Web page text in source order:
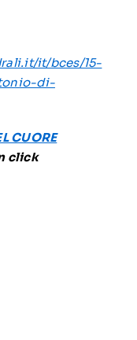
it/bces/15-
di-
CUORE
click